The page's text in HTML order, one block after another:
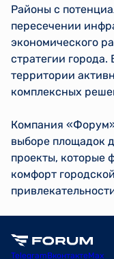
Районы с
пересечении
экономического
стратегии города.
территории
комплексных
Компания
выборе площадок
проекты, которые
комфорт
TelegramВконтактеMax